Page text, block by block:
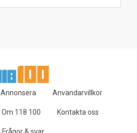
Annonsera Användarvillkor
Om 118 100 Kontakta oss